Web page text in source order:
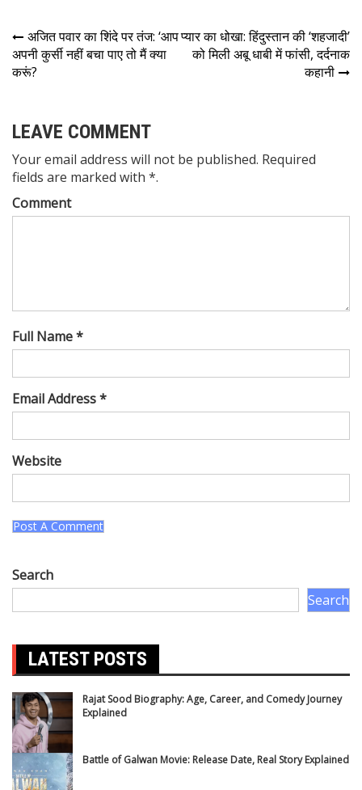
अजित पवार का शिंदे पर तंज: ‘आप
अपनी कुर्सी नहीं बचा पाए तो मैं क्या
करूं?
प्यार का धोखा: हिंदुस्तान की ‘शहजादी’
को मिली अबू धाबी में फांसी, दर्दनाक
कहानी
LEAVE COMMENT
Your email address will not be published. Required
fields are marked with *.
Comment
Full Name *
Email Address *
Website
Search
Search
LATEST POSTS
Rajat Sood Biography: Age, Career, and Comedy Journey
Explained
Battle of Galwan Movie: Release Date, Real Story Explained